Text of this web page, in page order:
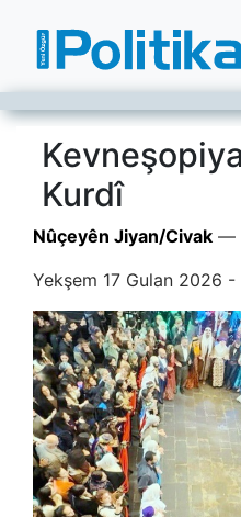
Kurdî
Nûçeyên Jiyan/Civak —
Yekşem 17 Gulan 2026 -